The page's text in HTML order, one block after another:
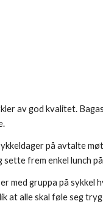
av god kvalitet.
på avtalte
frem enkel lunch
med gruppa på sykkel
at alle skal føle seg